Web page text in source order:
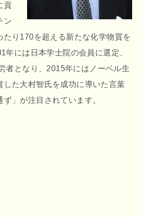
貢
ン
たり170を超える新たな化学物質を
年には日本学士院の会員に選定、
者となり、2015年にはノーベル生
した大村智氏を成功に導いた言葉
」が注目されています。